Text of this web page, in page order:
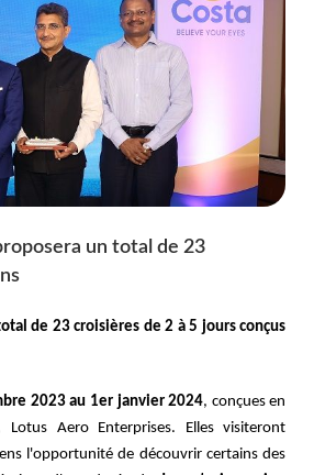
un total de 23
de 23 croisières de 2 à 5 jours conçus
2023 au 1er janvier 2024, conçues en
Aero Enterprises. Elles visiteront
l'opportunité de découvrir certains des